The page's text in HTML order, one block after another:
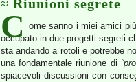
Riunioni segrete
C
ome sanno i miei amici
occupato in due progetti segreti
sta andando a rotoli e potrebbe
una fondamentale riunione di
spiacevoli discussioni con